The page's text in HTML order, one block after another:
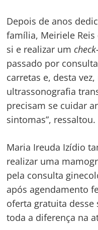
Depois de anos
família, Meiriele
si e realizar um
passado por
carretas e, desta
ultrassonografia
precisam se cuidar
sintomas”, ressaltou.
Maria Ireuda Izídio
realizar uma
pela consulta
após agendamento
oferta gratuita desse
toda a diferença na